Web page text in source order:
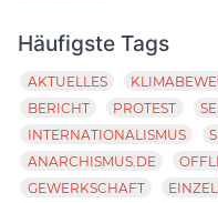
Häufigste Tags
AKTUELLES
BERICHT
PROTEST
INTERNATIONALISMUS
ANARCHISMUS.DE
GEWERKSCHAFT